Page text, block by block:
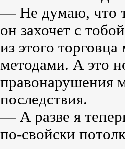
— Не думаю, что
он захочет с
из этого
методами. А это
правонарушения
последствия.
— А разве я
по-свойски